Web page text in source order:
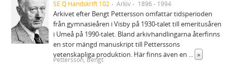
SE Q Handskrift 102 Arkiv 1896 - 1994
Arkivet efter Bengt Pettersson omfattar tidsperioden
från gymnasieåren i Visby på 1930-talet till emeritusåren
i Umeå på 1990-talet. Bland arkivhandlingarna återfinns
en stor mängd manuskript till Petterssons
vetenskapliga produktion. Här finns även en ... »
Pettersson, Bengt